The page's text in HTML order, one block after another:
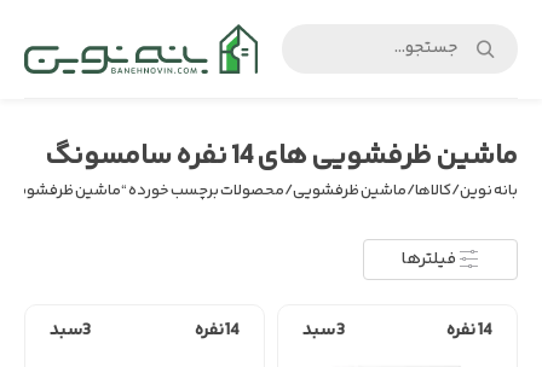
ماشین ظرفشویی های 14 نفره سامسونگ
بانه نوین/کالاها/ماشین ظرفشویی/ محصولات برچسب خورده “ماشین ظرفشویی های 14 نفره
14 نفره 3 سبد 14نفره 3سبد